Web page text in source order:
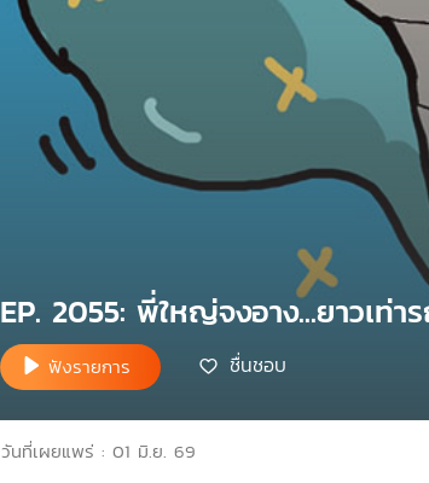
EP. 2055: พี่ใหญ่จงอาง...ยาวเท่า
ฟังรายการ ชื่นชอบ
วันที่เผยแพร่ : 01 มิ.ย. 69